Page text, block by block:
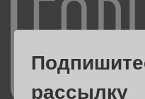
ЗДОРОВЬЕ
РАБОТА И БИЗНЕС
рассылку